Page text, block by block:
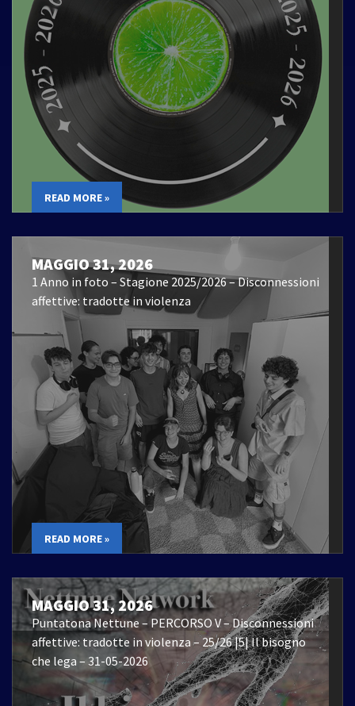
READ MORE »
MAGGIO 31, 2026
1 Anno in foto – Stagione 2025/2026 – Disconnessioni
affettive: tradotte in violenza
READ MORE »
MAGGIO 31, 2026
Puntatona Nettune – PERCORSO V – Disconnessioni
affettive: tradotte in violenza – 25/26 |5| Il bisogno
che lega – 31-05-2026